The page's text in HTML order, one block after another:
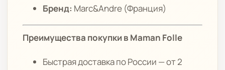
Бренд: Marc&Andre (Франция)
Преимущества покупки в Maman Folle
Быстрая доставка по России — от 2